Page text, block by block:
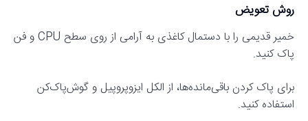
روش تعویض
خمیر قدیمی را با دستمال کاغذی به آرامی از روی سطح CPU و فن
پاک کنید.
برای پاک کردن باقی‌مانده‌ها، از الکل ایزوپروپیل و گوش‌پاک‌کن
استفاده کنید.